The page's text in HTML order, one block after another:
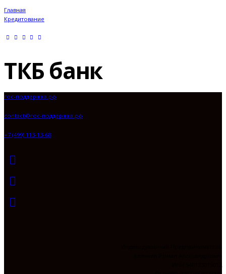
Главная
Кредитование
ТКБ банк
гос-поддержка.рф
contact@гос-поддержка.рф
+7 (499) 113-13-68